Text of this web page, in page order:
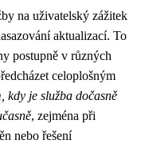
na uživatelský zážitek
aktualizací. To
postupně v různých
celoplošným
kdy je služba dočasně
, zejména při
nebo řešení